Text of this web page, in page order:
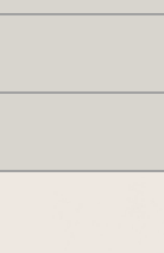
SKIP TO CONTENT